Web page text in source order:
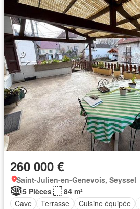
260 000 €
Saint-Julien-en-Genevois, Seyssel
5 Pièces
84 m²
Cave
Terrasse Cuisine équipée